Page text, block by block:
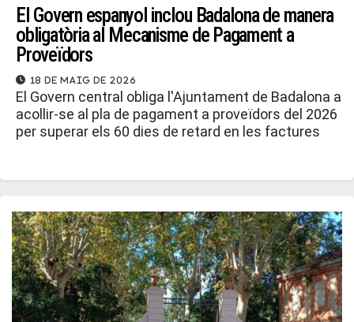
El Govern espanyol inclou Badalona de manera
obligatòria al Mecanisme de Pagament a
Proveïdors
18 de maig de 2026
El Govern central obliga l'Ajuntament de Badalona a
acollir-se al pla de pagament a proveïdors del 2026
per superar els 60 dies de retard en les factures